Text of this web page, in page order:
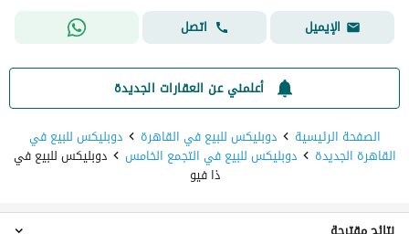
الإيميل
اتصل
أعلمني عن العقارات الجديدة
الصفحة الرئيسية
دوبليكس للبيع في القاهرة دوبليكس للبيع في
القاهرة الجديدة دوبليكس للبيع في التجمع الخامس دوبليكس للبيع في
ذا فيو